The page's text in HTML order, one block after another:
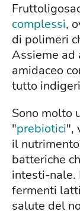
complessi,
di polimeri
Assieme ad
amidaceo
tutto
Sono molto
"prebiotici",
il
batteriche
intesti-nale.
fermenti
salute del